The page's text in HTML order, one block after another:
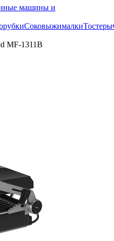
машины и
СоковыжималкиТостеры
MF-1311B